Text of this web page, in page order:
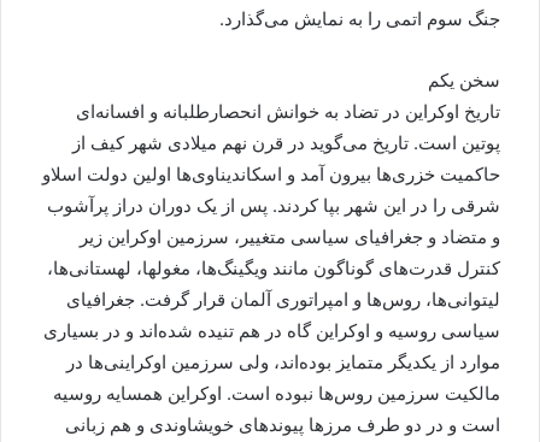
جنگ سوم اتمی را به نمایش می‌گذارد.
سخن یکم
تاریخ اوکراین در تضاد به خوانش انحصارطلبانه و افسانه‌ای
پوتین است. تاریخ می‌گوید در قرن نهم میلادی شهر کیف از
حاکمیت خزری‌ها بیرون آمد و اسکاندیناوی‌ها اولین دولت اسلاو
شرقی را در این شهر بپا کردند. پس از یک دوران دراز پرآشوب
و متضاد و جغرافیای سیاسی متغییر، سرزمین اوکراین زیر
کنترل قدرت‌های گوناگون مانند ویگینگ‌ها، مغولها، لهستانی‌ها،
لیتوانی‌ها، روس‌ها و امپراتوری آلمان قرار گرفت. جغرافیای
سیاسی روسیه و اوکراین گاه در هم تنیده شده‌اند و در بسیاری
موارد از یکدیگر متمایز بوده‌اند، ولی سرزمین اوکراینی‌ها در
مالکیت سرزمین روس‌ها نبوده است. اوکراین همسایه روسیه
است و در دو طرف مرزها پیوندهای خویشاوندی و هم زبانی